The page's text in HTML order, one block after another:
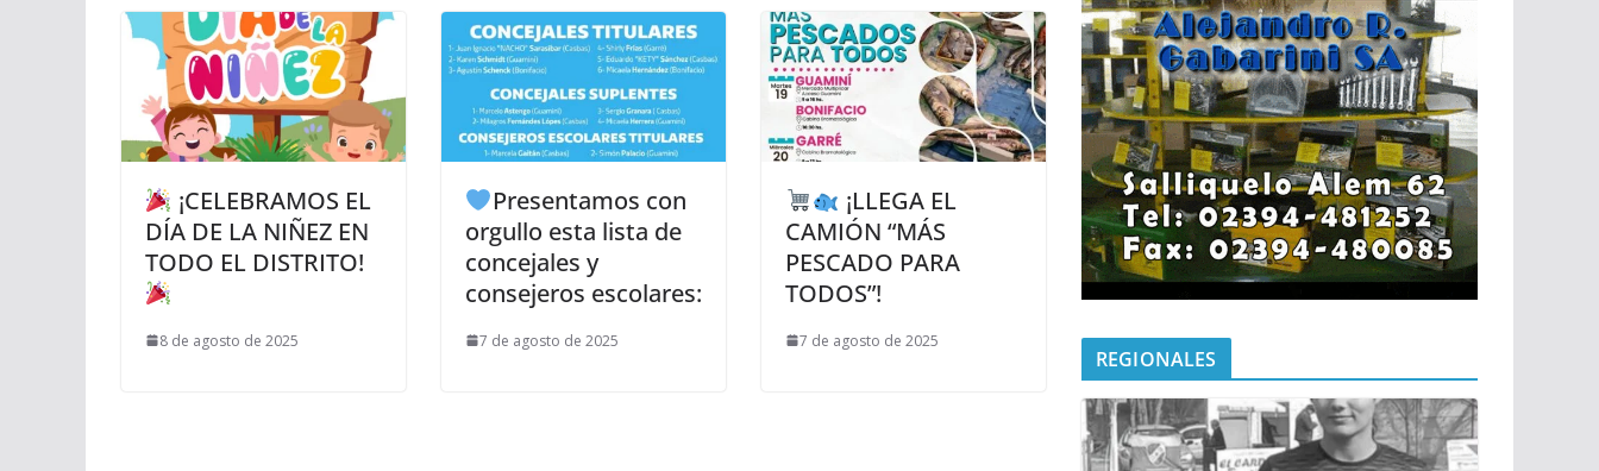
¡CELEBRAMOS EL
DÍA DE LA NIÑEZ EN
TODO EL DISTRITO!
8 de agosto de 2025
Presentamos con
orgullo esta lista de
concejales y
consejeros escolares:
7 de agosto de 2025
¡LLEGA EL
CAMIÓN “MÁS
PESCADO PARA
TODOS”!
7 de agosto de 2025
REGIONALES